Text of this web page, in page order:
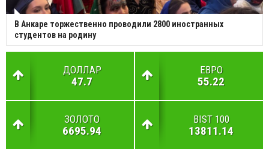
В Анкаре торжественно проводили 2800 иностранных
студентов на родину
ДОЛЛАР
47.7
ЕВРО
55.22
ЗОЛОТО
6695.94
BIST 100
13811.14